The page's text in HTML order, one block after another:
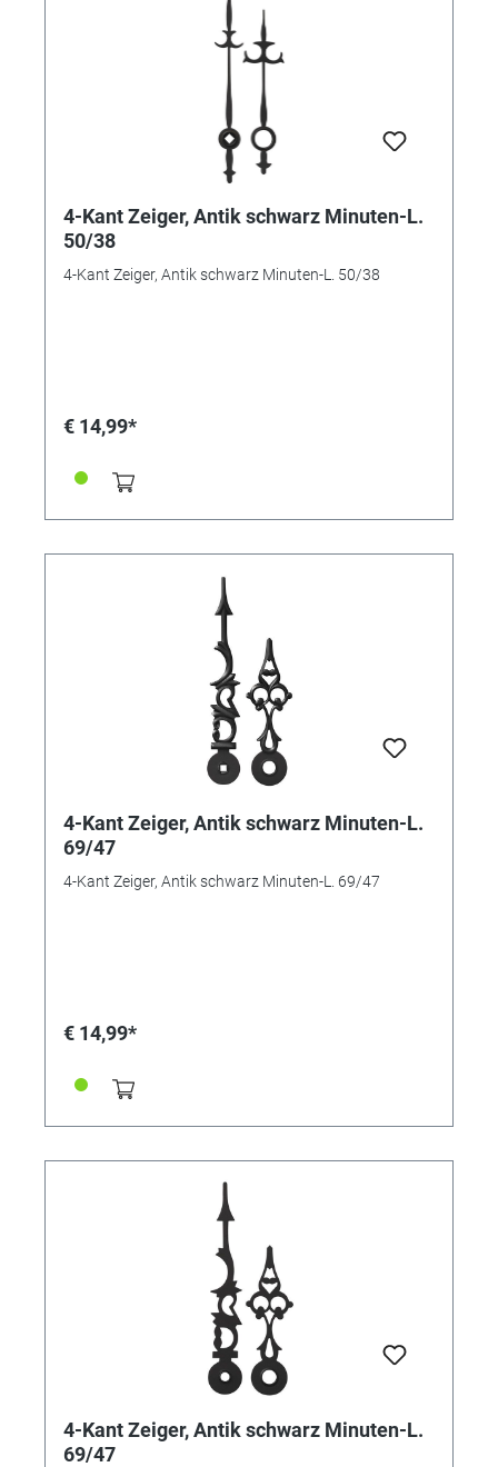
4-Kant Zeiger, Antik schwarz Minuten-L.
50/38
4-Kant Zeiger, Antik schwarz Minuten-L. 50/38
€ 14,99*
4-Kant Zeiger, Antik schwarz Minuten-L.
69/47
4-Kant Zeiger, Antik schwarz Minuten-L. 69/47
€ 14,99*
4-Kant Zeiger, Antik schwarz Minuten-L.
69/47